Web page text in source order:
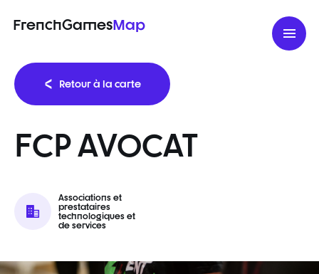
FrenchGamesMap
Retour à la carte
FCP AVOCAT
Associations et
prestataires
technologiques et
de services